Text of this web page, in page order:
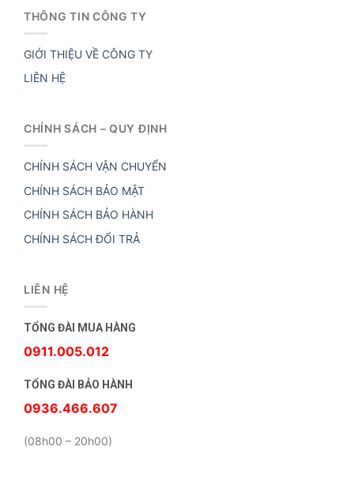
THÔNG TIN CÔNG TY
GIỚI THIỆU VỀ CÔNG TY
LIÊN HỆ
CHÍNH SÁCH – QUY ĐỊNH
CHÍNH SÁCH VẬN CHUYỂN
CHÍNH SÁCH BẢO MẬT
CHÍNH SÁCH BẢO HÀNH
CHÍNH SÁCH ĐỔI TRẢ
LIÊN HỆ
TỔNG ĐÀI MUA HÀNG
0911.005.012
TỔNG ĐÀI BẢO HÀNH
0936.466.607
(08h00 – 20h00)